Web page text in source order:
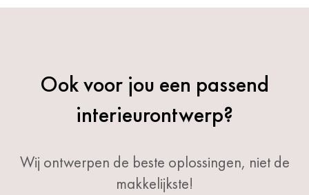
Ook voor jou een passend
interieurontwerp?
Wij ontwerpen de beste oplossingen, niet de
makkelijkste!